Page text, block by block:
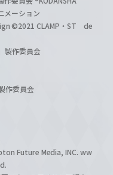
メーション
©2021 CLAMP・ST de
製作委員会
作委員会
Future Media, INC. ww